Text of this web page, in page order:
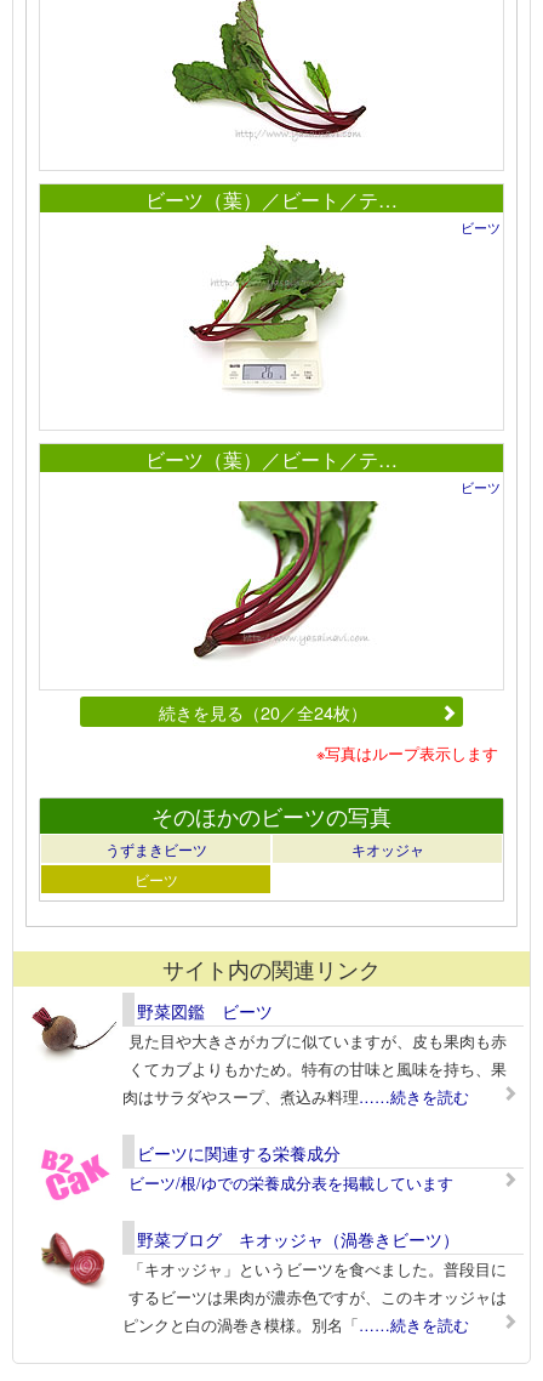
ビーツ（葉）／ビート／テ…
ビーツ
ビーツ（葉）／ビート／テ…
ビーツ
続きを見る（20／全24枚）
※写真はループ表示します
そのほかのビーツの写真
うずまきビーツ
キオッジャ
ビーツ
サイト内の関連リンク
野菜図鑑 ビーツ
見た目や大きさがカブに似ていますが、皮も果肉も赤
くてカブよりもかため。特有の甘味と風味を持ち、果
肉はサラダやスープ、煮込み料理……続きを読む
ビーツに関連する栄養成分
ビーツ/根/ゆでの栄養成分表を掲載しています
野菜ブログ キオッジャ（渦巻きビーツ）
「キオッジャ」というビーツを食べました。普段目に
するビーツは果肉が濃赤色ですが、このキオッジャは
ピンクと白の渦巻き模様。別名「……続きを読む